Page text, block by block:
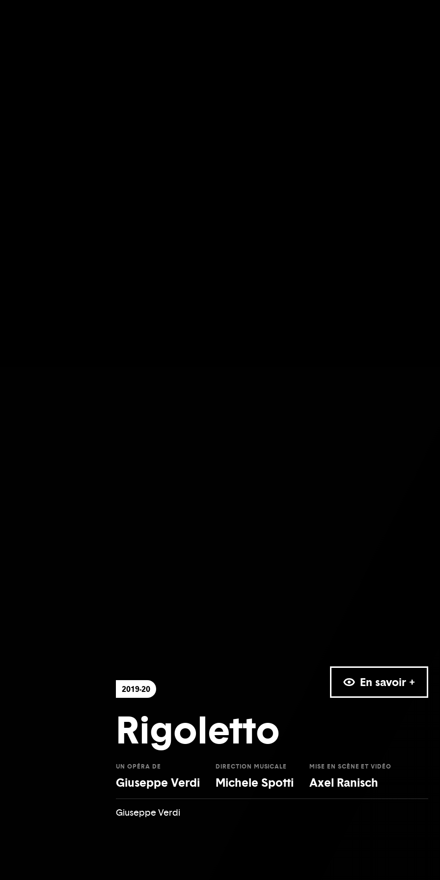
2019-20
Rigoletto
UN OPÉRA DE
Giuseppe Verdi
DIRECTION MUSICALE
Michele Spotti
MISE EN SCÈNE ET VIDÉO
Axel Ranisch
Giuseppe Verdi
En savoir +